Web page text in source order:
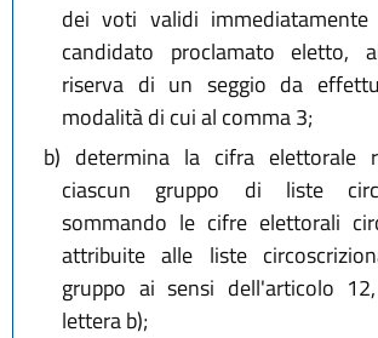
dei voti validi
candidato proclamato eletto,
riserva di un seggio da
modalità di cui al comma 3;
b) determina la cifra elettorale
ciascun gruppo di liste
sommando le cifre elettorali
attribuite alle liste
gruppo ai sensi dell'articolo
lettera b);